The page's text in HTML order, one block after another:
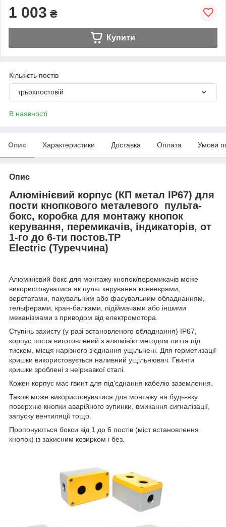
1 003 ₴
Купити
Кількість постів
трьохпостовій
В наявності
Опис Характеристики Доставка Оплата Умови
Опис
Алюмінієвий корпус (КП метал IP67) для
пости кнопкового металевого пульта-
бокс, коробка для монтажу кнопок
керування, перемикачів, індикаторів, от
1-го до 6-ти постов.TP
Electric (Туреччина)
Алюмінієвий бокс для монтажу кнопок/перемикачів може
використовуватися як пульт керування конвеєрами,
верстатами, пакувальним або фасувальним обладнанням,
тельферами, кран-балками, підіймачами або іншими
механізмами з приводом від електромотора.
Ступінь захисту (у разі встановленого обладнання) IP67,
корпус поста виготовлений з алюмінію методом лиття під
тиском, місця нарізного з'єднання ущільнені. Для герметизації
кришки використовується наливний ущільнювач. Гвинти
кришки зроблені з неіржавкої сталі.
Кожен корпус має гвинт для під'єднання кабелю заземлення.
Також може використовуватися для монтажу на будь-яку
поверхню кнопки аварійного зупинки, вмикання сигналізації,
запуску вентиляції тощо.
Пропонуються бокси від 1 до 6 постів (міст встановлення
кнопок) із захисним козирком і без.